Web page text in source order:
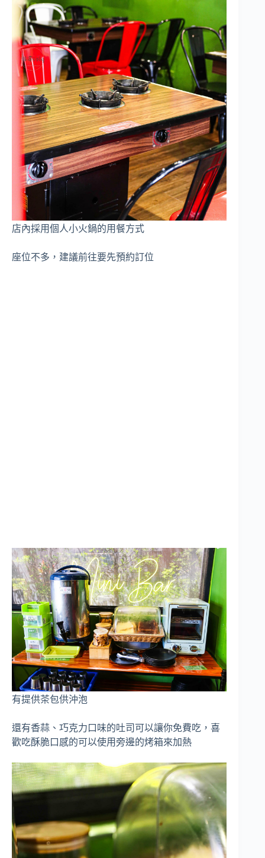
店內採用個人小火鍋的用餐方式
座位不多，建議前往要先預約訂位
有提供茶包供沖泡
還有香蒜、巧克力口味的吐司可以讓你免費吃，喜
歡吃酥脆口感的可以使用旁邊的烤箱來加熱